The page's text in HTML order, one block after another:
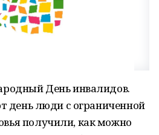
День инвалидов.
день люди с ограниченной
получили, как можно